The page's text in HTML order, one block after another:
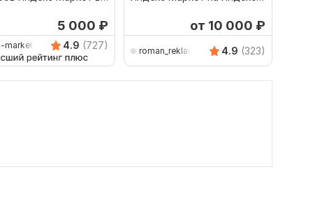
5 000 ₽
marketing 4.9 (727)
от 10 000 ₽
roman_reklama 4.9 (323)